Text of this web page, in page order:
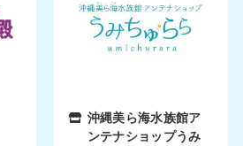
沖縄美ら海水族館ア
ンテナショップうみ